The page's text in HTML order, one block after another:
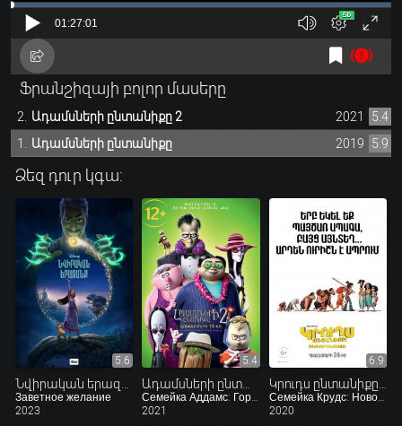
Ֆրանշիզայի բոլոր մասերը
Ադամսների ընտանիքը 2019 5.9
Ադամսների ընտանիքը 2 2021 5.4
Ձեզ դուր կգա:
5.6
Заветное желание
2023
5.4
2021
6.9
Семейка Крудс: Новоселье
2020